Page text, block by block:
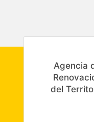
Agencia
del